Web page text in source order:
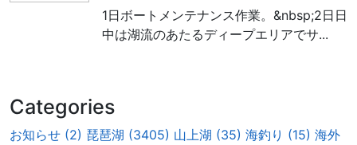
1日ボートメンテナンス作業。&nbsp;2日日
中は湖流のあたるディープエリアでサ...
Categories
お知らせ (2) 琵琶湖 (3405) 山上湖 (35) 海釣り (15) 海外